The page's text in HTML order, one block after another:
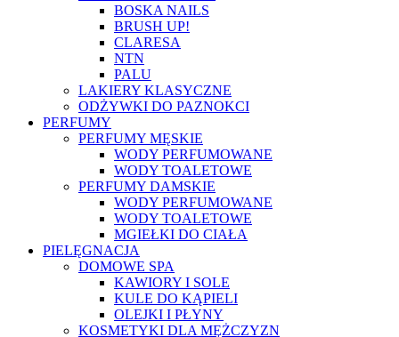
BOSKA NAILS
BRUSH UP!
CLARESA
NTN
PALU
LAKIERY KLASYCZNE
ODŻYWKI DO PAZNOKCI
PERFUMY
PERFUMY MĘSKIE
WODY PERFUMOWANE
WODY TOALETOWE
PERFUMY DAMSKIE
WODY PERFUMOWANE
WODY TOALETOWE
MGIEŁKI DO CIAŁA
PIELĘGNACJA
DOMOWE SPA
KAWIORY I SOLE
KULE DO KĄPIELI
OLEJKI I PŁYNY
KOSMETYKI DLA MĘŻCZYZN